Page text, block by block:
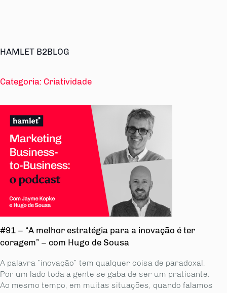
HAMLET B2BLOG
Categoria: Criatividade
#91 – “A melhor estratégia para a inovação é ter
coragem” – com Hugo de Sousa
A palavra “inovação” tem qualquer coisa de paradoxal.
Por um lado toda a gente se gaba de ser um praticante.
Ao mesmo tempo, em muitas situações, quando falamos